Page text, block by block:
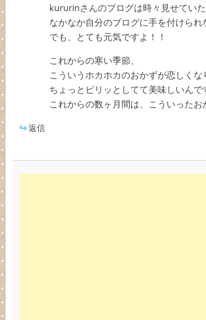
kururinさんのブログは時々見せていた
なかなか自分のブログに手を付けられ
でも、とても元気ですよ！！
これからの寒い季節、
こういうホカホカのおかずが恋しくな
ちょっとピリッとしてて美味しいんで
これからの数ヶ月間は、こういった
返信